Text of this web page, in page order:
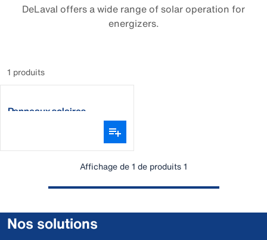
DeLaval offers a wide range of solar operation for
energizers.
1 produits
Panneaux solaires
Affichage de 1 de produits 1
Nos solutions